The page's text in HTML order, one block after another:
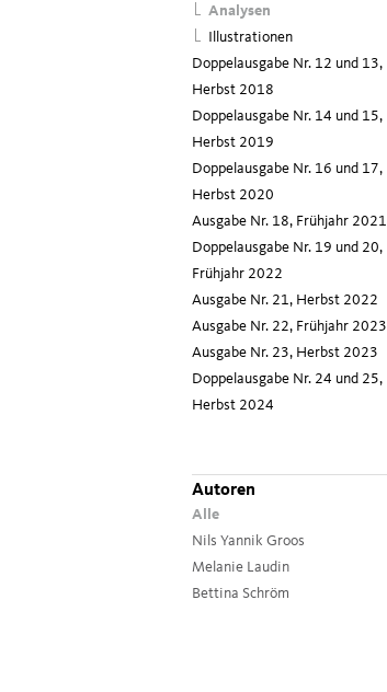
Analysen
Illustrationen
Doppelausgabe Nr. 12 und 13,
Herbst 2018
Doppelausgabe Nr. 14 und 15,
Herbst 2019
Doppelausgabe Nr. 16 und 17,
Herbst 2020
Ausgabe Nr. 18, Frühjahr 2021
Doppelausgabe Nr. 19 und 20,
Frühjahr 2022
Ausgabe Nr. 21, Herbst 2022
Ausgabe Nr. 22, Frühjahr 2023
Ausgabe Nr. 23, Herbst 2023
Doppelausgabe Nr. 24 und 25,
Herbst 2024
Autoren
Alle
Nils Yannik Groos
Melanie Laudin
Bettina Schröm